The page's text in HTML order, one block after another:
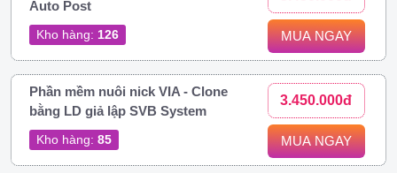
Auto Post
Kho hàng: 126 MUA NGAY
Phần mềm nuôi nick VIA - Clone
bằng LD giả lập SVB System
Kho hàng: 85
3.450.000đ
MUA NGAY